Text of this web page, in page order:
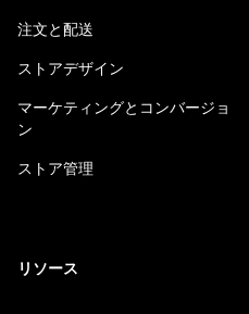
注文と配送
ストアデザイン
マーケティングとコンバージョ
ン
ストア管理
リソース